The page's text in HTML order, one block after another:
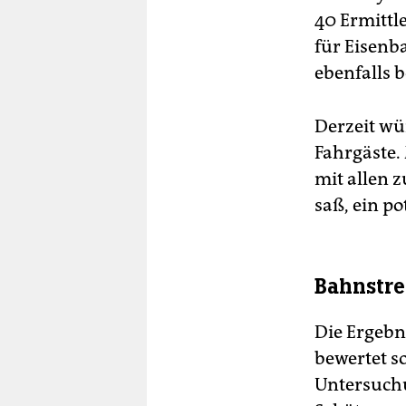
40
für
ebenfalls
Derzeit
mit allen
saß, ein
Die
bewertet